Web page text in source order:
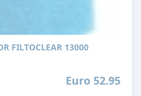
FILTOCLEAR 13000
Euro 52.95